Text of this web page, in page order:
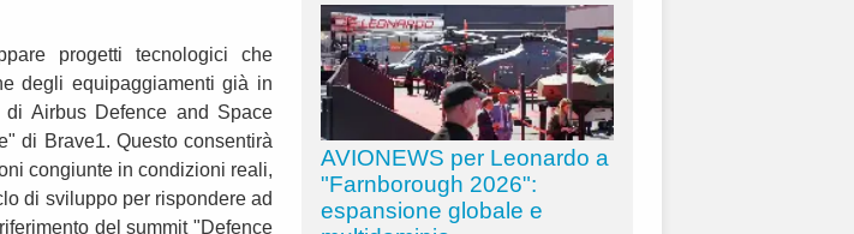
progetti tecnologici che
degli equipaggiamenti già in
Airbus Defence and Space
di Brave1. Questo consentirà
congiunte in condizioni reali,
di sviluppo per rispondere ad
del summit "Defence
AVIONEWS per Leonardo a
"Farnborough 2026":
espansione globale e